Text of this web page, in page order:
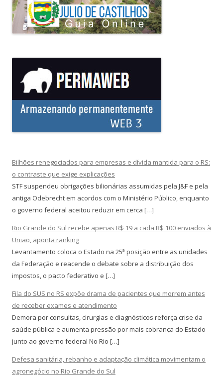
Bilhões renegociados para empresas e dívida mantida para o RS:
o contraste que exige explicações
STF suspendeu obrigações bilionárias assumidas pela J&F e pela
antiga Odebrecht em acordos com o Ministério Público, enquanto
o governo federal aceitou reduzir em cerca […]
Rio Grande do Sul recebe apenas R$ 19 a cada R$ 100 enviados à
União, aponta ranking
Levantamento coloca o Estado na 25ª posição entre as unidades
da Federação e reacende o debate sobre a distribuição dos
impostos, o pacto federativo e […]
Fila do SUS no RS expõe drama de pacientes que morrem antes
de receber exames e atendimento
Demora por consultas, cirurgias e diagnósticos reforça crise da
saúde pública e aumenta pressão por mais cobrança do Estado
junto ao governo federal No Rio […]
Defesa sanitária, rebanho e adaptação climática movimentam o
agronegócio no Rio Grande do Sul